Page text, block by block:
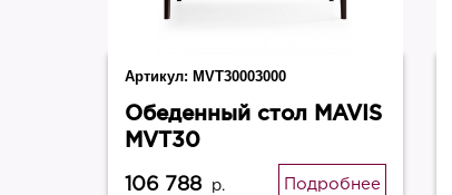
Артикул: MVT30003000
Обеденный стол MAVIS
MVT30
106 788 р. Подробнее